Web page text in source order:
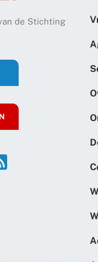
de Stichting